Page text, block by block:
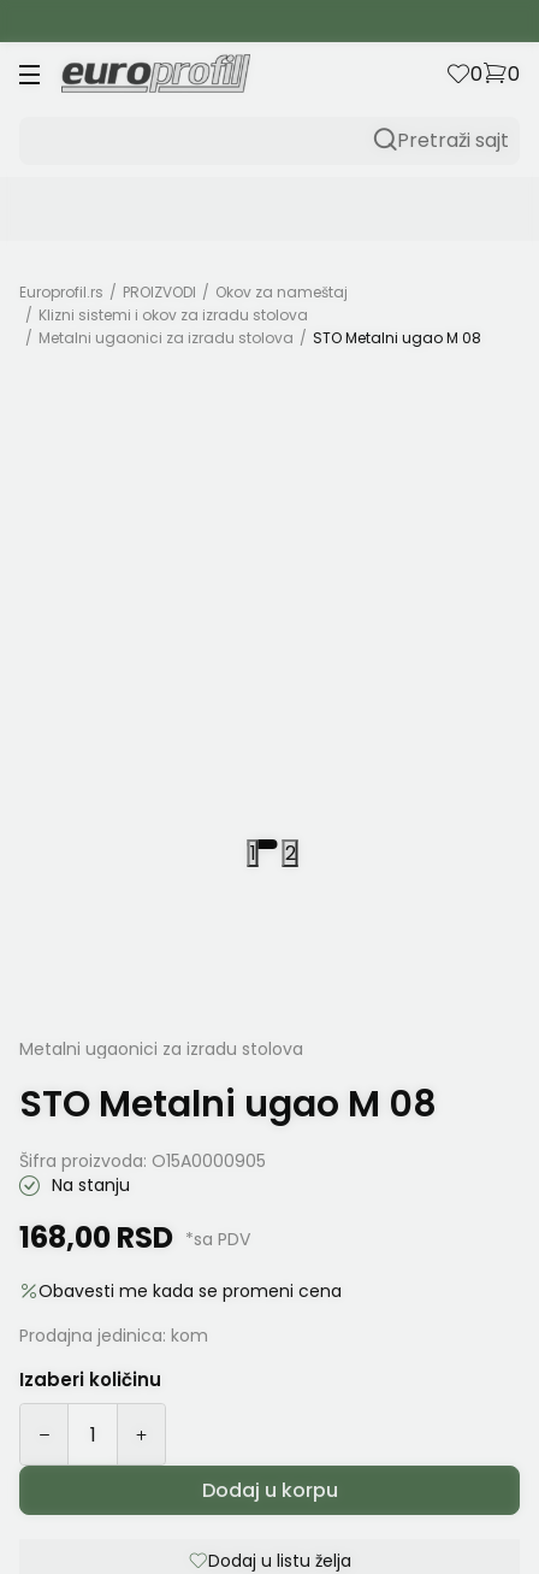
Pretraži sajt
0 0
Europrofil.rs PROIZVODI
Okov za nameštaj
Klizni sistemi i okov za izradu stolova
Metalni ugaonici za izradu stolova
STO Metalni ugao M 08
1 2
Metalni ugaonici za izradu stolova
STO Metalni ugao M 08
Šifra proizvoda: O15A0000905
Na stanju
168,00RSD *sa PDV
Obavesti me kada se promeni cena
Prodajna jedinica: kom
Izaberi količinu
Dodaj u korpu
Dodaj u listu želja
Prijavi se
Potvrđujem da imam 18 godina ili više i da sam pročitao,